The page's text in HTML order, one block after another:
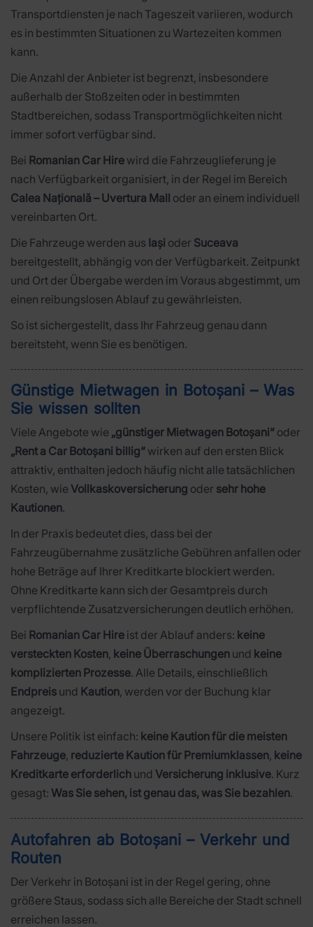
Transportdiensten je nach Tageszeit variieren, wodurch
es in bestimmten Situationen zu Wartezeiten kommen
kann.
Die Anzahl der Anbieter ist begrenzt, insbesondere
außerhalb der Stoßzeiten oder in bestimmten
Stadtbereichen, sodass Transportmöglichkeiten nicht
immer sofort verfügbar sind.
Bei Romanian Car Hire wird die Fahrzeuglieferung je
nach Verfügbarkeit organisiert, in der Regel im Bereich
Calea Națională – Uvertura Mall oder an einem individuell
vereinbarten Ort.
Die Fahrzeuge werden aus Iași oder Suceava
bereitgestellt, abhängig von der Verfügbarkeit. Zeitpunkt
und Ort der Übergabe werden im Voraus abgestimmt, um
einen reibungslosen Ablauf zu gewährleisten.
So ist sichergestellt, dass Ihr Fahrzeug genau dann
bereitsteht, wenn Sie es benötigen.
Günstige Mietwagen in Botoșani – Was
Sie wissen sollten
Viele Angebote wie „günstiger Mietwagen Botoșani“ oder
„Rent a Car Botoșani billig“ wirken auf den ersten Blick
attraktiv, enthalten jedoch häufig nicht alle tatsächlichen
Kosten, wie Vollkaskoversicherung oder sehr hohe
Kautionen.
In der Praxis bedeutet dies, dass bei der
Fahrzeugübernahme zusätzliche Gebühren anfallen oder
hohe Beträge auf Ihrer Kreditkarte blockiert werden.
Ohne Kreditkarte kann sich der Gesamtpreis durch
verpflichtende Zusatzversicherungen deutlich erhöhen.
Bei Romanian Car Hire ist der Ablauf anders: keine
versteckten Kosten, keine Überraschungen und keine
komplizierten Prozesse. Alle Details, einschließlich
Endpreis und Kaution, werden vor der Buchung klar
angezeigt.
Unsere Politik ist einfach: keine Kaution für die meisten
Fahrzeuge, reduzierte Kaution für Premiumklassen, keine
Kreditkarte erforderlich und Versicherung inklusive. Kurz
gesagt: Was Sie sehen, ist genau das, was Sie bezahlen.
Autofahren ab Botoșani – Verkehr und
Routen
Der Verkehr in Botoșani ist in der Regel gering, ohne
größere Staus, sodass sich alle Bereiche der Stadt schnell
erreichen lassen.